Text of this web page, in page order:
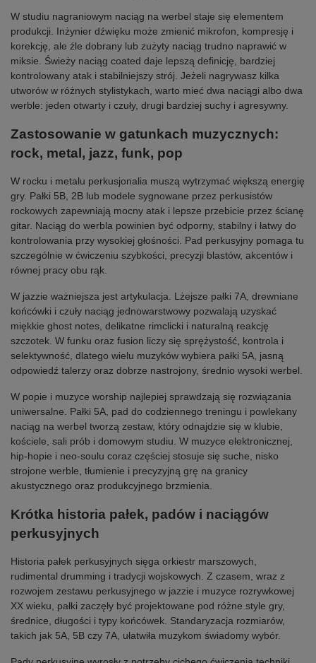
W studiu nagraniowym naciąg na werbel staje się elementem
produkcji. Inżynier dźwięku może zmienić mikrofon, kompresję i
korekcję, ale źle dobrany lub zużyty naciąg trudno naprawić w
miksie. Świeży naciąg coated daje lepszą definicję, bardziej
kontrolowany atak i stabilniejszy strój. Jeżeli nagrywasz kilka
utworów w różnych stylistykach, warto mieć dwa naciągi albo dwa
werble: jeden otwarty i czuły, drugi bardziej suchy i agresywny.
Zastosowanie w gatunkach muzycznych:
rock, metal, jazz, funk, pop
W rocku i metalu perkusjonalia muszą wytrzymać większą energię
gry. Pałki 5B, 2B lub modele sygnowane przez perkusistów
rockowych zapewniają mocny atak i lepsze przebicie przez ścianę
gitar. Naciąg do werbla powinien być odporny, stabilny i łatwy do
kontrolowania przy wysokiej głośności. Pad perkusyjny pomaga tu
szczególnie w ćwiczeniu szybkości, precyzji blastów, akcentów i
równej pracy obu rąk.
W jazzie ważniejsza jest artykulacja. Lżejsze pałki 7A, drewniane
końcówki i czuły naciąg jednowarstwowy pozwalają uzyskać
miękkie ghost notes, delikatne rimclicki i naturalną reakcję
szczotek. W funku oraz fusion liczy się sprężystość, kontrola i
selektywność, dlatego wielu muzyków wybiera pałki 5A, jasną
odpowiedź talerzy oraz dobrze nastrojony, średnio wysoki werbel.
W popie i muzyce worship najlepiej sprawdzają się rozwiązania
uniwersalne. Pałki 5A, pad do codziennego treningu i powlekany
naciąg na werbel tworzą zestaw, który odnajdzie się w klubie,
kościele, sali prób i domowym studiu. W muzyce elektronicznej,
hip-hopie i neo-soulu coraz częściej stosuje się suche, nisko
strojone werble, tłumienie i precyzyjną grę na granicy
akustycznego oraz produkcyjnego brzmienia.
Krótka historia pałek, padów i naciągów
perkusyjnych
Historia pałek perkusyjnych sięga orkiestr marszowych,
rudimental drumming i tradycji wojskowych. Z czasem, wraz z
rozwojem zestawu perkusyjnego w jazzie i muzyce rozrywkowej
XX wieku, pałki zaczęły być projektowane pod różne style gry,
średnice, długości i typy końcówek. Standaryzacja rozmiarów,
takich jak 5A, 5B czy 7A, ułatwiła muzykom świadomy wybór.